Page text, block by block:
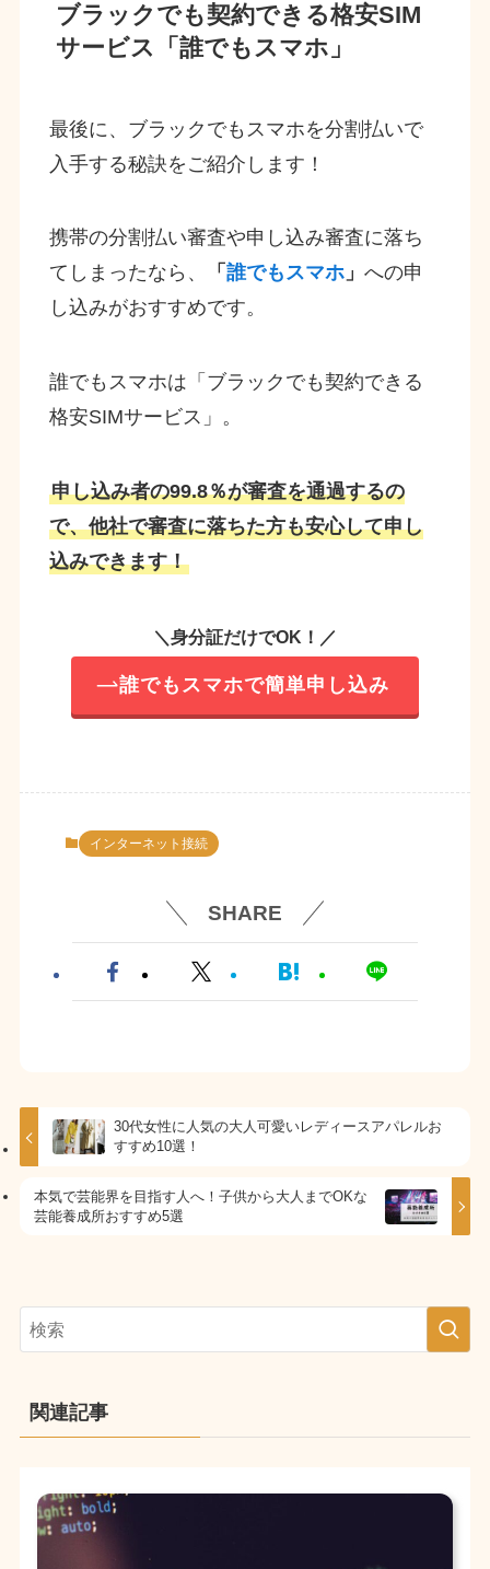
ブラックでも契約できる格安SIM
サービス「誰でもスマホ」
最後に、ブラックでもスマホを分割払いで
入手する秘訣をご紹介します！
携帯の分割払い審査や申し込み審査に落ち
てしまったなら、
「 誰でもスマホ」 への申
し込みがおすすめです。
誰でもスマホは「ブラックでも契約できる
格安SIMサービス」。
申し込み者の99.8％が審査を通過するの
で、他社で審査に落ちた方も安心して申し
込みできます！
＼身分証だけでOK！／
誰でもスマホで簡単申し込み
インターネット接続
SHARE
30代女性に人気の大人可愛いレディースアパレルお
すすめ10選！
本気で芸能界を目指す人へ！子供から大人までOKな
芸能養成所おすすめ5選
関連記事